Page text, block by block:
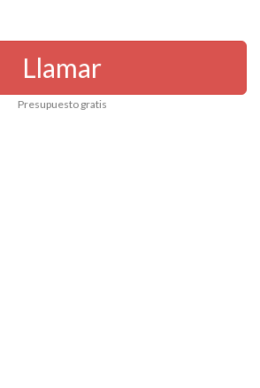
Llamar
Presupuesto gratis